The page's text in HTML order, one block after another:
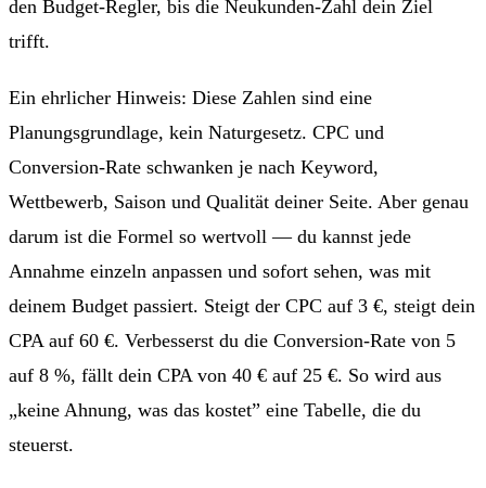
den Budget-Regler, bis die Neukunden-Zahl dein Ziel
trifft.
Ein ehrlicher Hinweis: Diese Zahlen sind eine
Planungsgrundlage, kein Naturgesetz. CPC und
Conversion-Rate schwanken je nach Keyword,
Wettbewerb, Saison und Qualität deiner Seite. Aber genau
darum ist die Formel so wertvoll — du kannst jede
Annahme einzeln anpassen und sofort sehen, was mit
deinem Budget passiert. Steigt der CPC auf 3 €, steigt dein
CPA auf 60 €. Verbesserst du die Conversion-Rate von 5
auf 8 %, fällt dein CPA von 40 € auf 25 €. So wird aus
„keine Ahnung, was das kostet” eine Tabelle, die du
steuerst.